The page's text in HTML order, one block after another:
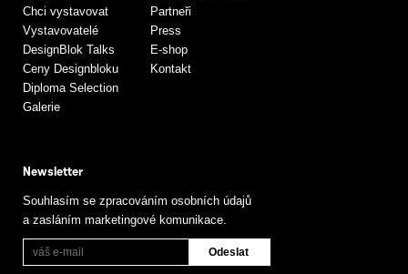
Chci vystavovat
Vystavovatelé
DesignBlok Talks
Ceny Designbloku
Diploma Selection
Galerie
Partneři
Press
E-shop
Kontakt
Newsletter
Souhlasím se zpracováním osobních údajů
a zasláním marketingové komunikace.